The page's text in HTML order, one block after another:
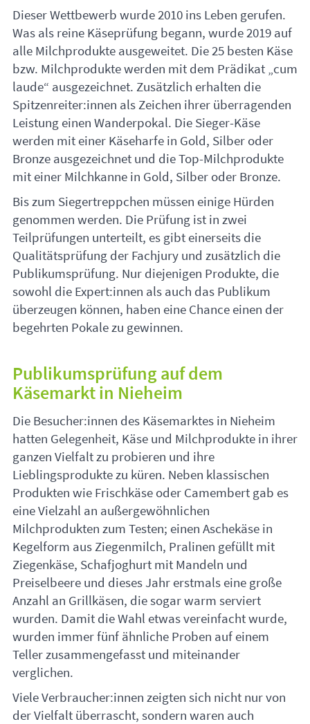
Dieser Wettbewerb wurde 2010 ins Leben gerufen.
Was als reine Käseprüfung begann, wurde 2019 auf
alle Milchprodukte ausgeweitet. Die 25 besten Käse
bzw. Milchprodukte werden mit dem Prädikat „cum
laude“ ausgezeichnet. Zusätzlich erhalten die
Spitzenreiter:innen als Zeichen ihrer überragenden
Leistung einen Wanderpokal. Die Sieger-Käse
werden mit einer Käseharfe in Gold, Silber oder
Bronze ausgezeichnet und die Top-Milchprodukte
mit einer Milchkanne in Gold, Silber oder Bronze.
Bis zum Siegertreppchen müssen einige Hürden
genommen werden. Die Prüfung ist in zwei
Teilprüfungen unterteilt, es gibt einerseits die
Qualitätsprüfung der Fachjury und zusätzlich die
Publikumsprüfung. Nur diejenigen Produkte, die
sowohl die Expert:innen als auch das Publikum
überzeugen können, haben eine Chance einen der
begehrten Pokale zu gewinnen.
Publikumsprüfung auf dem
Käsemarkt in Nieheim
Die Besucher:innen des Käsemarktes in Nieheim
hatten Gelegenheit, Käse und Milchprodukte in ihrer
ganzen Vielfalt zu probieren und ihre
Lieblingsprodukte zu küren. Neben klassischen
Produkten wie Frischkäse oder Camembert gab es
eine Vielzahl an außergewöhnlichen
Milchprodukten zum Testen; einen Aschekäse in
Kegelform aus Ziegenmilch, Pralinen gefüllt mit
Ziegenkäse, Schafjoghurt mit Mandeln und
Preiselbeere und dieses Jahr erstmals eine große
Anzahl an Grillkäsen, die sogar warm serviert
wurden. Damit die Wahl etwas vereinfacht wurde,
wurden immer fünf ähnliche Proben auf einem
Teller zusammengefasst und miteinander
verglichen.
Viele Verbraucher:innen zeigten sich nicht nur von
der Vielfalt überrascht, sondern waren auch